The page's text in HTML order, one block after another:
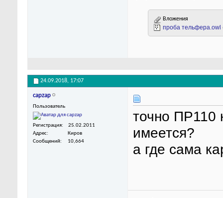
Вложения
проба тельфера.owl
24.09.2018, 17:07
capzap
Пользователь
Регистрация
25.02.2011
Адрес
Киров
Сообщений
10,664
точно ПР110
имеется?
а где сама